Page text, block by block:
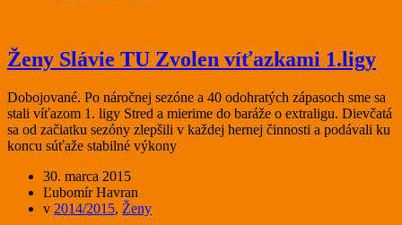
Ženy Slávie TU Zvolen víťazkami 1.ligy
Dobojované. Po náročnej sezóne a 40 odohratých zápasoch sme sa
stali víťazom 1. ligy Stred a mierime do baráže o extraligu. Dievčatá
sa od začiatku sezóny zlepšili v každej hernej činnosti a podávali ku
koncu súťaže stabilné výkony
30. marca 2015
Ľubomír Havran
v 2014/2015, Ženy